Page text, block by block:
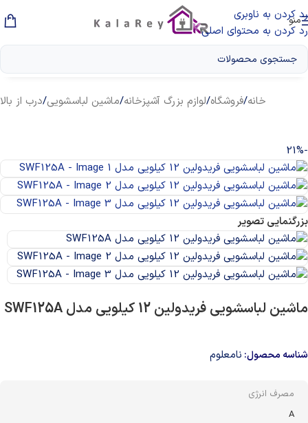
رد کردن به ناوبری
رد کردن به محتوای اصلی
منو
خانه/فروشگاه/لوازم بزرگ آشپزخانه/ماشین لباسشویی/درب از بالا
-21%
بزرگنمایی تصویر
ماشین لباسشویی فریدولین 12 کیلویی مدل SWF125A
شناسه محصول: نامعلوم
مصرف انرژی
A